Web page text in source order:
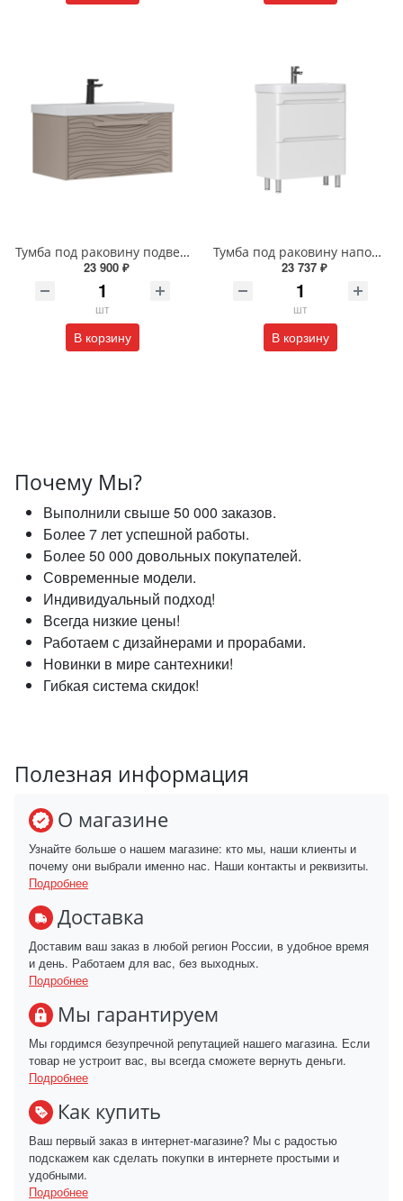
Тумба под раковину подвесная EQUIL Глеам 80.1Я/Gleam 80.1Y амарок/дуб вотан tpGLEAM80.1Y-25
23 900 ₽
шт
В корзину
Тумба под раковину напольная EQUIL Найс 60 см tnNICE60.2Y-05 белая
23 737 ₽
шт
В корзину
Почему Мы?
Выполнили свыше 50 000 заказов.
Более 7 лет успешной работы.
Более 50 000 довольных покупателей.
Современные модели.
Индивидуальный подход!
Всегда низкие цены!
Работаем с дизайнерами и прорабами.
Новинки в мире сантехники!
Гибкая система скидок!
Полезная информация
О магазине
Узнайте больше о нашем магазине: кто мы, наши клиенты и
почему они выбрали именно нас. Наши контакты и реквизиты.
Подробнее
Доставка
Доставим ваш заказ в любой регион России, в удобное время
и день. Работаем для вас, без выходных.
Подробнее
Мы гарантируем
Мы гордимся безупречной репутацией нашего магазина. Если
товар не устроит вас, вы всегда сможете вернуть деньги.
Подробнее
Как купить
Ваш первый заказ в интернет-магазине? Мы с радостью
подскажем как сделать покупки в интернете простыми и
удобными.
Подробнее